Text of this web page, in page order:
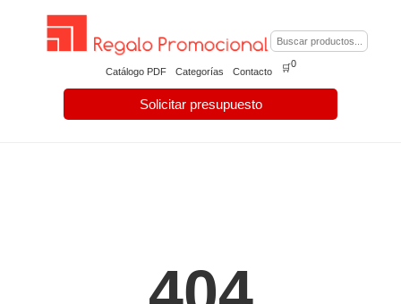
Catálogo PDF Categorías Contacto
Solicitar presupuesto
🛒0